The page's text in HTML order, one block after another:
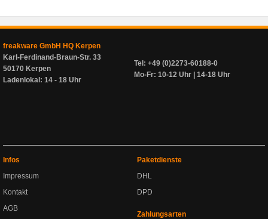
freakware GmbH HQ Kerpen
Karl-Ferdinand-Braun-Str. 33
50170 Kerpen
Ladenlokal: 14 - 18 Uhr
Tel: +49 (0)2273-60188-0
Mo-Fr: 10-12 Uhr | 14-18 Uhr
Infos
Impressum
Kontakt
AGB
Paketdienste
DHL
DPD
Zahlungsarten